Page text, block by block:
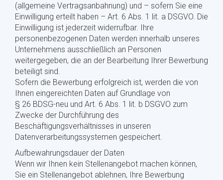
(allgemeine Vertragsanbahnung) und – sofern Sie eine
Einwilligung erteilt haben – Art. 6 Abs. 1 lit. a DSGVO. Die
Einwilligung ist jederzeit widerrufbar. Ihre
personenbezogenen Daten werden innerhalb unseres
Unternehmens ausschließlich an Personen
weitergegeben, die an der Bearbeitung Ihrer Bewerbung
beteiligt sind.
Sofern die Bewerbung erfolgreich ist, werden die von
Ihnen eingereichten Daten auf Grundlage von
§ 26 BDSG-neu und Art. 6 Abs. 1 lit. b DSGVO zum
Zwecke der Durchführung des
Beschäftigungsverhältnisses in unseren
Datenverarbeitungssystemen gespeichert.
Aufbewahrungsdauer der Daten
Wenn wir Ihnen kein Stellenangebot machen können,
Sie ein Stellenangebot ablehnen, Ihre Bewerbung